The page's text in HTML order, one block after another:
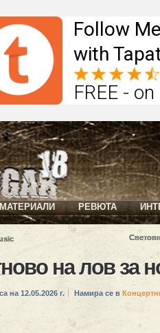
Follow
with
FREE -
МАТЕРИАЛИ РЕВЮТА
на лов за
на 12.05.2026 г. Намира се в